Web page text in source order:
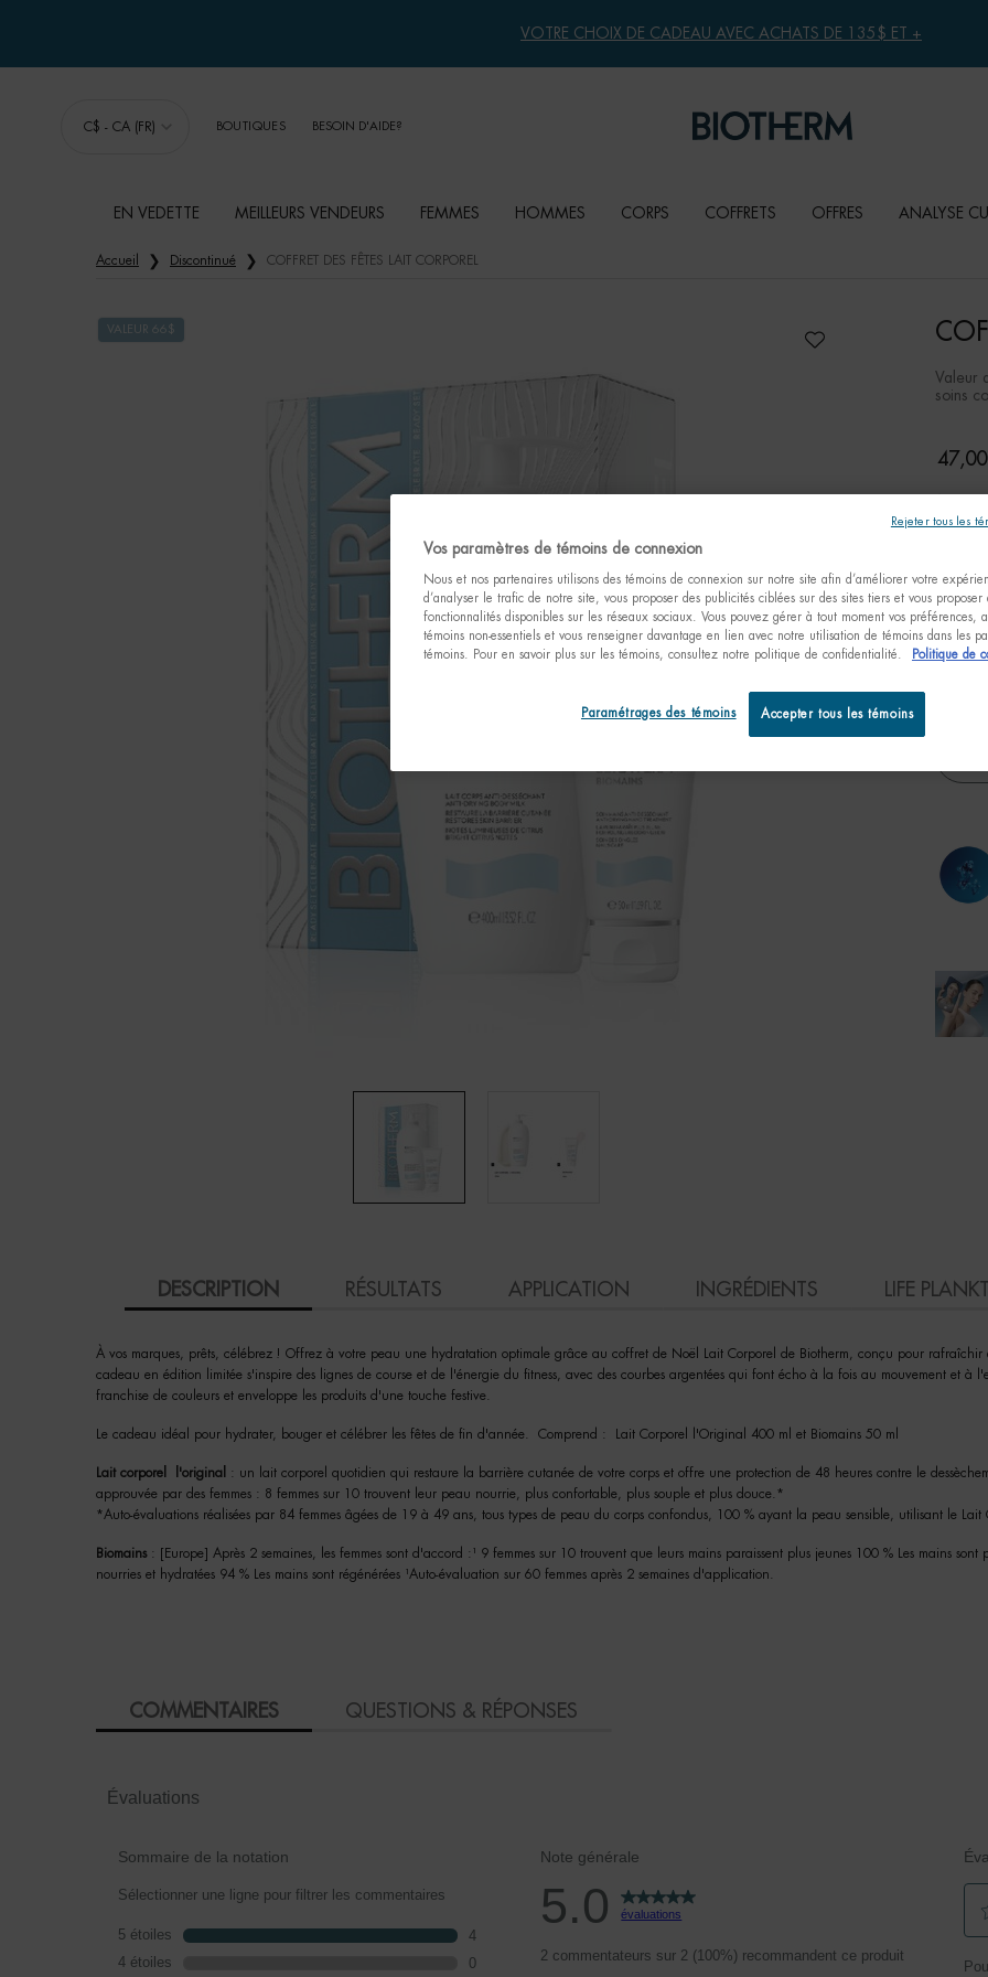
VOTRE CHOIX DE CADEAU AVEC ACHATS DE 135$ ET +
C$ - CA (FR) BOUTIQUES BESOIN D'AIDE?
EN VEDETTE MEILLEURS VENDEURS FEMMES HOMMES CORPS COFFRETS OFFRES ANALYSE
Accueil Discontinué COFFRET DES FÊTES LAIT CORPOREL
Valeur
soins
À vos
VALEUR 66$
One taille only
Coffret
DESCRIPTION RÉSULTATS APPLICATION INGRÉDIENTS LIFE
À vos marques, prêts, célébrez ! Offrez à votre peau une hydratation optimale grâce au coffret de Noël Lait Corporel de Biotherm, conçu pour
cadeau en édition limitée s'inspire des lignes de course et de l'énergie du fitness, avec des courbes argentées qui font écho à la fois au mouvement et à
franchise de couleurs et enveloppe les produits d'une touche festive.
Le cadeau idéal pour hydrater, bouger et célébrer les fêtes de fin d'année. Comprend : Lait Corporel l'Original 400 ml et Biomains 50 ml
Lait corporel l'original
: un lait corporel quotidien qui restaure la barrière cutanée de votre corps et offre une protection de 48 heures contre le
approuvée par des femmes : 8 femmes sur 10 trouvent leur peau nourrie, plus confortable, plus souple et plus douce.*
*Auto-évaluations réalisées par 84 femmes âgées de 19 à 49 ans, tous types de peau du corps confondus, 100 % ayant la peau sensible, utilisant le Lait
Biomains : [Europe] Après 2 semaines, les femmes sont d'accord :¹ 9 femmes sur 10 trouvent que leurs mains paraissent plus jeunes 100 % Les mains sont
nourries et hydratées 94 % Les mains sont régénérées ¹Auto-évaluation sur 60 femmes après 2 semaines d'application.
PDP Slot 3 section Einstein complete your routine
COMPAREZ AVEC DES PRODUITS SIMILAIRES
PDP Slot 1 Section - You may also like
PDP Product Social Links MobileCOMMENTAIRES QUESTIONS & RÉPONSES
Évaluations
Sommaire de la notation
Sélectionner une ligne pour filtrer les commentaires
5 étoiles étoiles
4
4 commentaires avec 5 étoiles.
4 étoiles
0
Note générale
5.0 évaluations
2 commentateurs sur 2 (100%) recommandent ce produit
pour
Vos paramètres de témoins de connexion
Nous et nos partenaires utilisons des témoins de connexion sur notre site afin d’améliorer votre
d’analyser le trafic de notre site, vous proposer des publicités ciblées sur des sites tiers et vous proposer
fonctionnalités disponibles sur les réseaux sociaux. Vous pouvez gérer à tout moment vos préférences,
témoins non-essentiels et vous renseigner davantage en lien avec notre utilisation de témoins dans les
témoins. Pour en savoir plus sur les témoins, consultez notre politique de confidentialité.
Politique de
Accepter tous les témoins
Paramétrages des témoins
Rejeter tous les